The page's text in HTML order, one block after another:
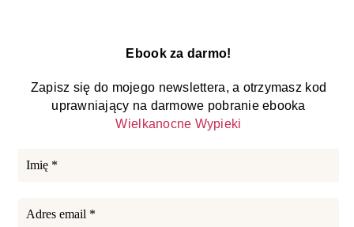
Ebook za darmo!
Zapisz się do mojego newslettera, a otrzymasz kod
uprawniający na darmowe pobranie ebooka
Wielkanocne Wypieki